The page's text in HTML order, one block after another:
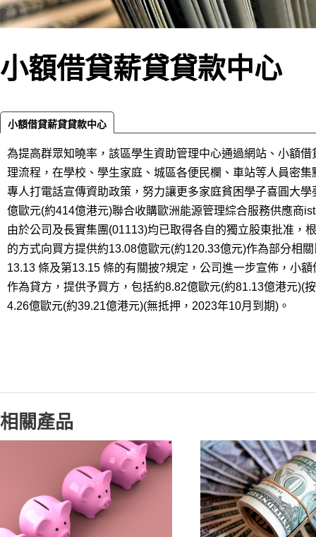
小額借貸薪貸貸款中心
小額借貸薪貸貸款中心
為提高群眾知曉率，該區學生資助管理中心通過網站、小額借
理流程，在學校、學生家庭、城區各便民欄、車站等人員密
專人打電話宣傳資助政策，努力讓更多家庭貧困學子喜圓大
億歐元(約414億港元)聯合收購歐洲能源管理綜合服務供應商
由於公司及長實集團(01113)均已取得各自的獨立股東批准，
的方式向買方提供約13.08億歐元(約120.33億元)作為部分相
13.13 條及第13.15 條的有關披?規定，公司進一步宣佈，小
作為貸方，提供予買方，包括約8.82億歐元(約81.13億港元)(
4.26億歐元(約39.21億港元)(無抵押，2023年10月到期)。
相關產品